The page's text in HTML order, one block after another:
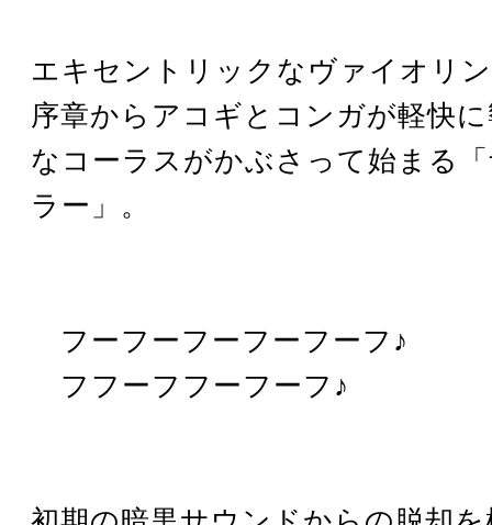
エキセントリックなヴァイオリ
序章からアコギとコンガが軽快
なコーラスがかぶさって始まる
ラー」。
フーフーフーフーフーフ♪
フフーフフーフーフ♪